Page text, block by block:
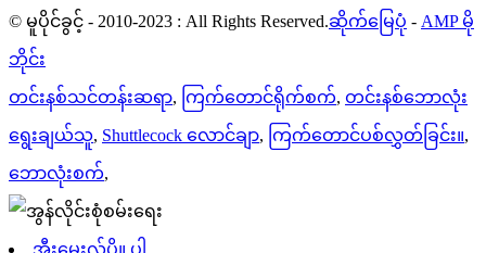
© မူပိုင်ခွင့် - 2010-2023 : All Rights Reserved.ဆိုက်မြေပုံ - AMP မို
ဘိုင်း
တင်းနစ်သင်တန်းဆရာ, ကြက်တောင်ရိုက်စက်, တင်းနစ်ဘောလုံး
ရွေးချယ်သူ, Shuttlecock လောင်ချာ, ကြက်တောင်ပစ်လွှတ်ခြင်း။,
ဘောလုံးစက်,
အီးမေးလ်ပို။ ပါ